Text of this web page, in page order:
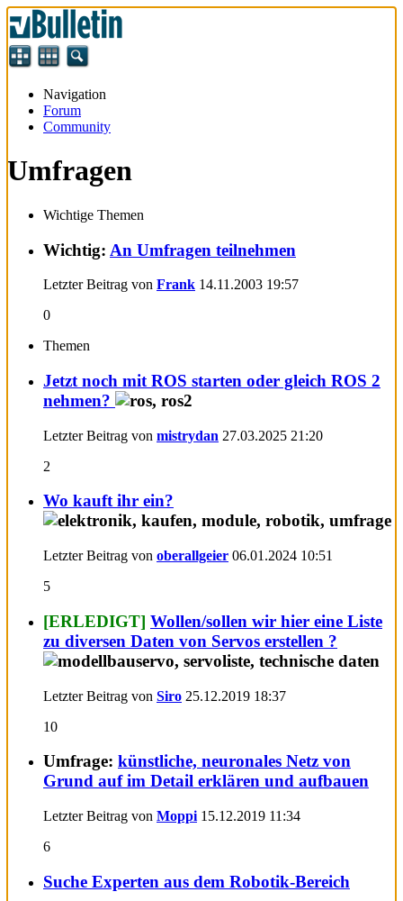
Navigation
Forum
Community
Umfragen
Wichtige Themen
Wichtig: An Umfragen teilnehmen
Letzter Beitrag von Frank 14.11.2003 19:57
0
Themen
Jetzt noch mit ROS starten oder gleich ROS 2
nehmen?
Letzter Beitrag von mistrydan 27.03.2025 21:20
2
Wo kauft ihr ein?
Letzter Beitrag von oberallgeier 06.01.2024 10:51
5
[ERLEDIGT] Wollen/sollen wir hier eine Liste
zu diversen Daten von Servos erstellen ?
Letzter Beitrag von Siro 25.12.2019 18:37
10
Umfrage: künstliche, neuronales Netz von
Grund auf im Detail erklären und aufbauen
Letzter Beitrag von Moppi 15.12.2019 11:34
6
Suche Experten aus dem Robotik-Bereich